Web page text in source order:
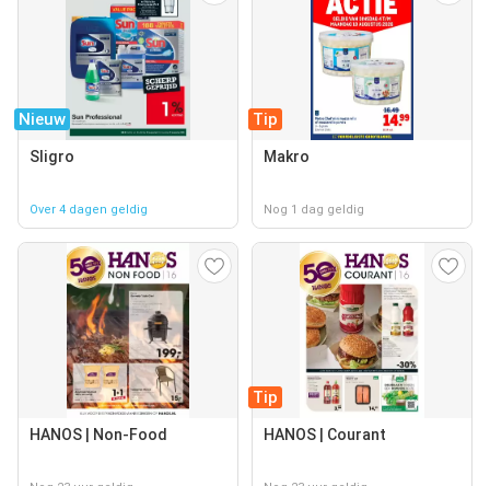
Nieuw
Sligro
Over 4 dagen geldig
Tip
Makro
Nog 1 dag geldig
HANOS | Non-Food
Tip
HANOS | Courant